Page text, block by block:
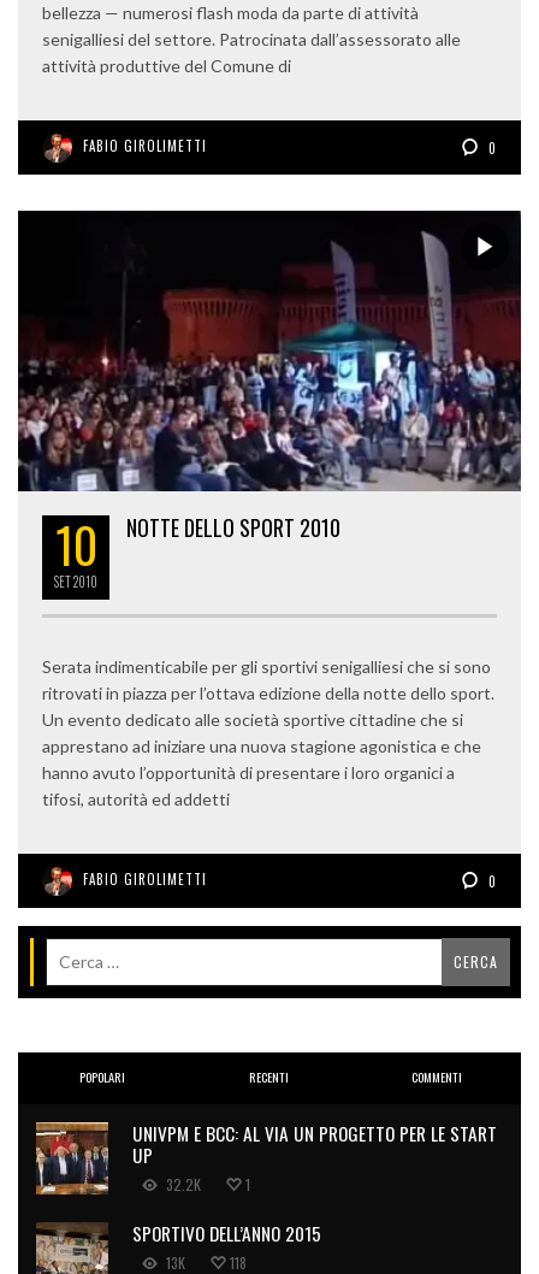
bellezza — numerosi flash moda da parte di attività
senigalliesi del settore. Patrocinata dall’assessorato alle
attività produttive del Comune di
FABIO GIROLIMETTI 0
10
SET2010
NOTTE DELLO SPORT 2010
Serata indimenticabile per gli sportivi senigalliesi che si sono
ritrovati in piazza per l’ottava edizione della notte dello sport.
Un evento dedicato alle società sportive cittadine che si
apprestano ad iniziare una nuova stagione agonistica e che
hanno avuto l’opportunità di presentare i loro organici a
tifosi, autorità ed addetti
FABIO GIROLIMETTI 0
POPOLARI RECENTI COMMENTI
UNIVPM E BCC: AL VIA UN PROGETTO PER LE START
UP
32.2K 1
SPORTIVO DELL’ANNO 2015
13K 118